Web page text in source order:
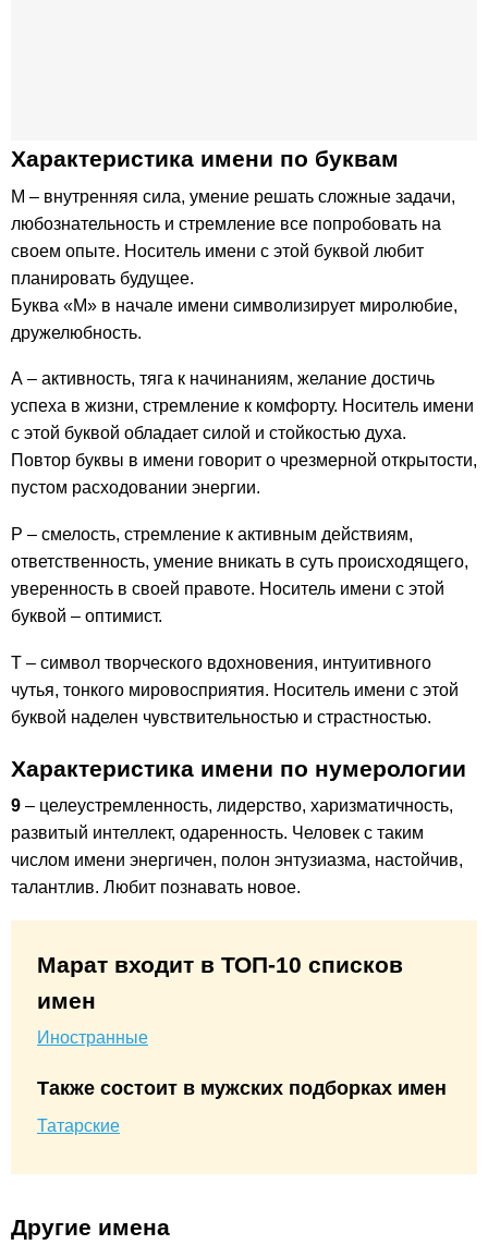
Характеристика имени по буквам
М – внутренняя сила, умение решать сложные задачи,
любознательность и стремление все попробовать на
своем опыте. Носитель имени с этой буквой любит
планировать будущее.
Буква «М» в начале имени символизирует миролюбие,
дружелюбность.
А – активность, тяга к начинаниям, желание достичь
успеха в жизни, стремление к комфорту. Носитель имени
с этой буквой обладает силой и стойкостью духа.
Повтор буквы в имени говорит о чрезмерной открытости,
пустом расходовании энергии.
Р – смелость, стремление к активным действиям,
ответственность, умение вникать в суть происходящего,
уверенность в своей правоте. Носитель имени с этой
буквой – оптимист.
Т – символ творческого вдохновения, интуитивного
чутья, тонкого мировосприятия. Носитель имени с этой
буквой наделен чувствительностью и страстностью.
Характеристика имени по нумерологии
9 – целеустремленность, лидерство, харизматичность,
развитый интеллект, одаренность. Человек с таким
числом имени энергичен, полон энтузиазма, настойчив,
талантлив. Любит познавать новое.
Марат входит в ТОП-10 списков
имен
Иностранные
Также состоит в мужских подборках имен
Татарские
Другие имена